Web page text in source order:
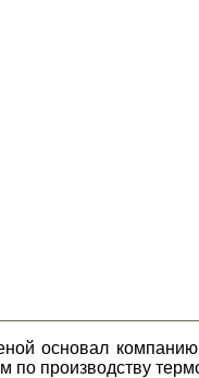
основал
производству